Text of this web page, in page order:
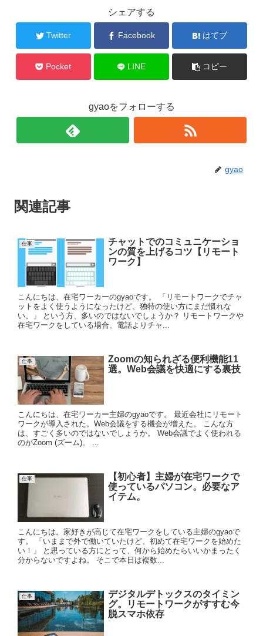
シェアする
Twitter Facebook はてブ
Pocket LINE コピー
gyaoをフォローする
gyao
関連記事
仕事
チャットでのコミュニケーショ
ンの質を上げるコツ【リモート
ワーク】
こんにちは、在宅ワーカーのgyaoです。 「リモートワークでチャ
ットをよく使うようになったけど、独特の使い方にまだ慣れな
い。」 という方、多いのではないでしょうか？ リモートワークや
在宅ワークをしている場合、電話よりチャ...
仕事
Zoomの知られざる便利機能11
選。Web会議を快適にする裏技
こんにちは、在宅ワーカー主婦のgyaoです。 最近会社にリモート
ワークが導入された。Web会議をする機会が増えた。 こんな方
は、すごく多いのではないでしょうか。 Web会議でよく使われる
のがZoom (ズーム)。 ...
仕事
【初心者】主婦が在宅ワークで
使っているパソコン。必要なア
イテム。
こんにちは。家好きが高じて在宅ワークをしている主婦のgyaoで
す。 「いままで外で働いていたけど、初めて在宅ワークを始めた
い！」 と思っている方にとって、何から始めたらいいかまったく
分からないですよね。 そこで本日は複数...
仕事
デジタルデトックスのタイミン
グ。リモートワークがすすむ今
脱スマホ依存